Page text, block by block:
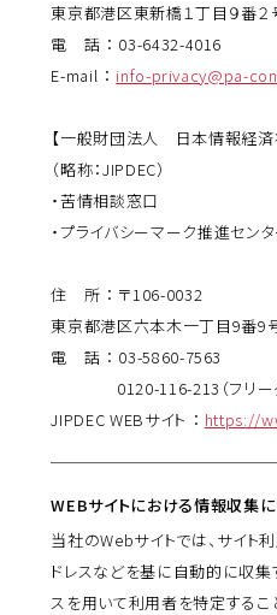
東京都港区東新橋１丁目９番
電 話 ： 03-6432-4016
E-mail ： info-privacy@pa-
【一般財団法人 日本情報経済
（略称：JIPDEC）
・苦情相談窓口
・プライバシーマーク推進セン
住 所 ： 〒106-0032
東京都港区六本木一丁目9番9
電 話 ： 03-5860-7563
0120-116-213（フリーダ
JIPDEC WEBサイト ： https://
WEBサイトにおける情報収集
当社のWebサイトでは、サイト
ドレスなどを基に自動的に収集
スを用いて利用者を特定するこ